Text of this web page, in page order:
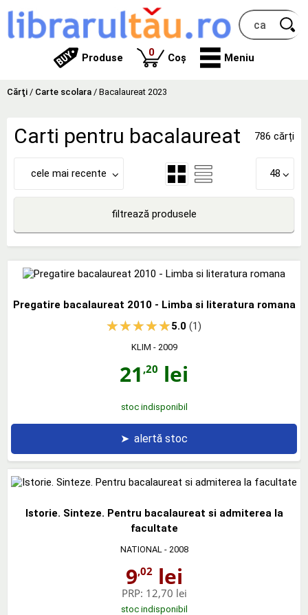
Produse 0produse
Coș Meniu
Cărţi / Carte scolara / Bacalaureat 2023
Carti pentru bacalaureat 786 cărți
cele mai recente 48
filtrează produsele
Pregatire bacalaureat 2010 - Limba si literatura romana
5.0(1)
KLIM - 2009
21 ,20 lei
stoc indisponibil
➤ alertă stoc
Istorie. Sinteze. Pentru bacalaureat si admiterea la
facultate
NATIONAL - 2008
9,02lei
PRP: 12,70 lei
stoc indisponibil